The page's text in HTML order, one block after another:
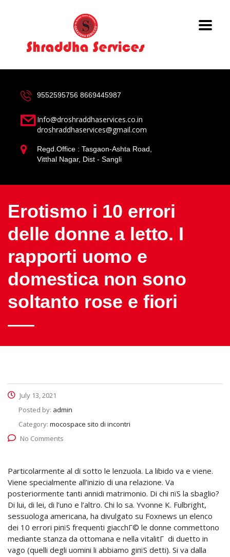
9552595756 8669445987
Info@droshraddhaservices.co.in
droshraddhaservices@gmail.com
Regd.Office : Tasgaon-Ashta Road,
Vitthal Nagar, Dist - Sangli
Erotismo i 10 errori
delle donne a letto. I
rapporti uomo e
domestica non sono
soltanto rose e fiori
July 13, 2021
Posted by: admin
Category: mocospace sito di incontri
No Comments
Particolarmente al di sotto le lenzuola. La libido va e viene.
Viene specialmente all’inizio di una relazione. Va
posteriormente tanti annidi matrimonio. Di chi пїЅ la sbaglio?
Di lui, di lei, di l’uno e l’altro. Chi lo sa. Yvonne K. Fulbright,
sessuologa americana, ha divulgato su Foxnews un elenco
dei 10 errori piпїЅ frequenti giacchГ© le donne commettono
mediante stanza da ottomana e nella vitalitГ di duetto in
vago (quelli degli uomini li abbiamo giпїЅ detti). Si va dalla